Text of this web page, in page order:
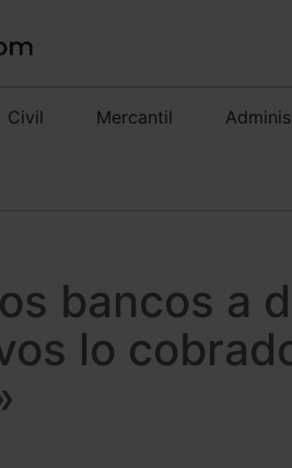
Civil Mercantil
bancos a
lo